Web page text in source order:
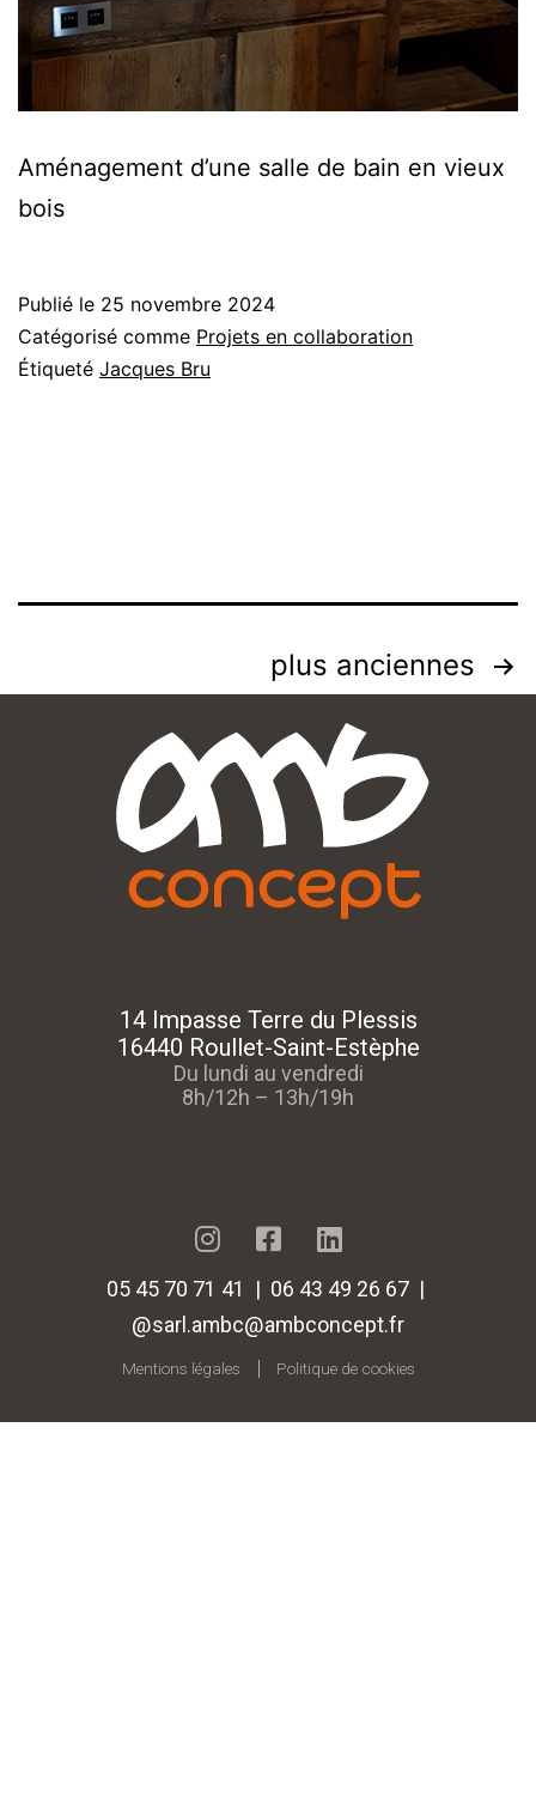
Aménagement d’une salle de bain en vieux
bois
Publié le 25 novembre 2024
Catégorisé comme Projets en collaboration
Étiqueté Jacques Bru
plus anciennes
05 45 70 71 41 | 06 43 49 26 67 |
@sarl.ambc@ambconcept.fr
Mentions légales Politique de cookies
14 Impasse Terre du Plessis
16440 Roullet-Saint-Estèphe
Du lundi au vendredi
8h/12h – 13h/19h